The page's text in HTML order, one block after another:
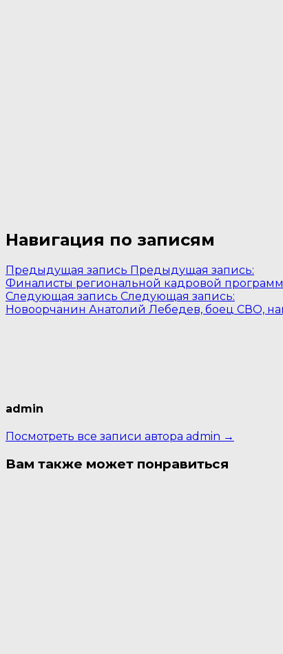
Навигация по записям
Предыдущая запись Предыдущая запись:
Финалисты региональной кадровой
Следующая запись Следующая запись:
Новоорчанин Анатолий Лебедев, боец СВО,
admin
Посмотреть все записи автора admin →
Вам также может понравиться